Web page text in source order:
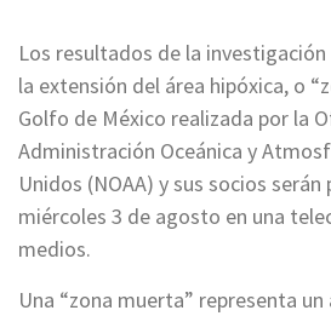
Los resultados de la
la extensión del área hipóxica, o
Golfo de México realizada por la
Administración Oceánica y
Unidos (NOAA) y sus socios
miércoles 3 de agosto en una
medios.
Una “zona muerta” representa